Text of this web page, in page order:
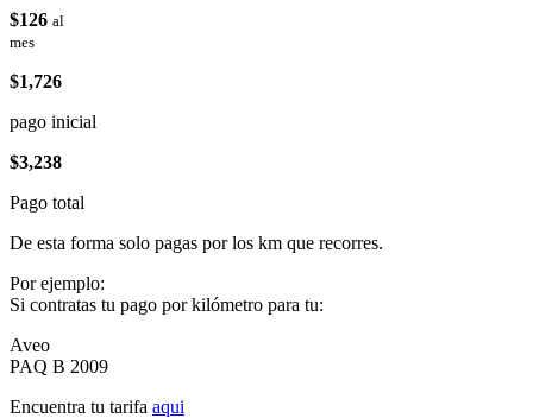
$126 al
mes
$1,726
pago inicial
$3,238
Pago total
De esta forma solo pagas por los km que recorres.
Por ejemplo:
Si contratas tu pago por kilómetro para tu:
Aveo
PAQ B 2009
Encuentra tu tarifa aqui